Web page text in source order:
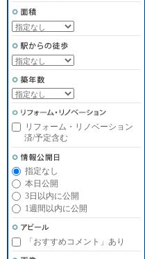
リフォーム・リノベーション
済/予定含む
指定なし
本日公開
3日以内に公開
1週間以内に公開
「おすすめコメント」あり